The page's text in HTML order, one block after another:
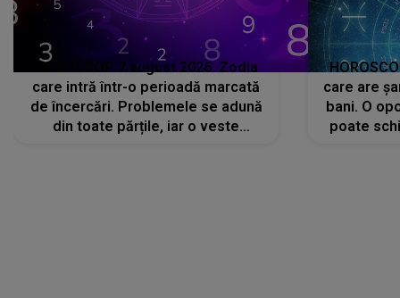
HOROSCOP 7 august 2026. Zodia
care intră într-o perioadă marcată
de încercări. Problemele se adună
din toate părțile, iar o veste
care are
bani. O
poate